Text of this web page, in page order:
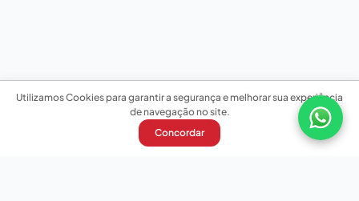
Utilizamos Cookies para garantir a segurança e melhorar sua experiência
de navegação no site.
Concordar